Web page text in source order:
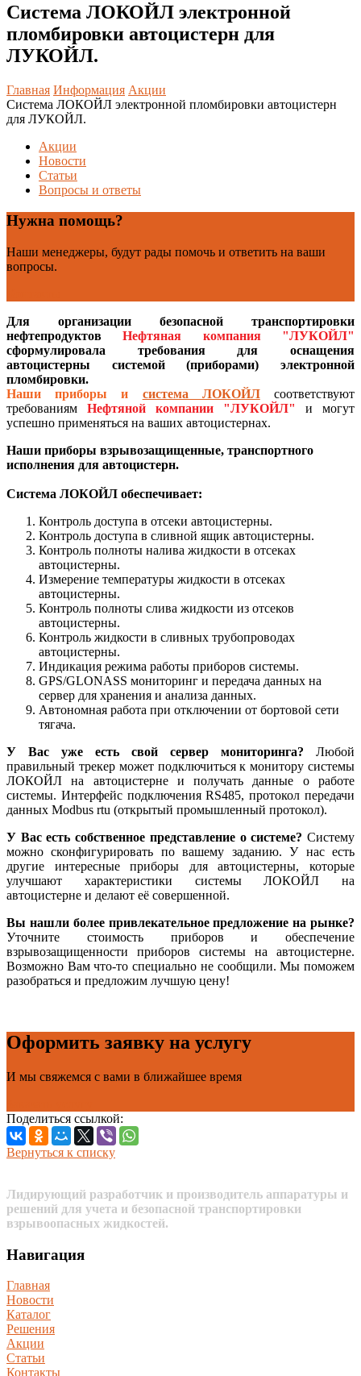
Система ЛОКОЙЛ электронной
пломбировки автоцистерн для
ЛУКОЙЛ.
Главная Информация Акции
Система ЛОКОЙЛ электронной пломбировки автоцистерн
для ЛУКОЙЛ.
Акции
Новости
Статьи
Вопросы и ответы
Нужна помощь?
Наши менеджеры, будут рады помочь и ответить на ваши
вопросы.
Для организации безопасной транспортировки
нефтепродуктовНефтяная компания "ЛУКОЙЛ"
сформулировала требования для оснащения
автоцистерны системой (приборами) электронной
пломбировки.
Наши приборы и система ЛОКОЙЛсоответствуют
требованиям Нефтяной компании "ЛУКОЙЛ"
и могут
успешно применяться на ваших автоцистернах.
Наши приборы взрывозащищенные, транспортного
исполнения для автоцистерн.
Система ЛОКОЙЛ обеспечивает:
Контроль доступа в отсеки автоцистерны.
Контроль доступа в сливной ящик автоцистерны.
Контроль полноты налива жидкости в отсеках
автоцистерны.
Измерение температуры жидкости в отсеках
автоцистерны.
Контроль полноты слива жидкости из отсеков
автоцистерны.
Контроль жидкости в сливных трубопроводах
автоцистерны.
Индикация режима работы приборов системы.
GPS/GLONASS мониторинг и передача данных на
сервер для хранения и анализа данных.
Автономная работа при отключении от бортовой сети
тягача.
У Вас уже есть свой сервер мониторинга? Любой
правильный трекер может подключиться к монитору системы
ЛОКОЙЛ на автоцистерне и получать данные о работе
системы. Интерфейс подключения RS485, протокол передачи
данных Modbus rtu (открытый промышленный протокол).
У Вас есть собственное представление о системе? Систему
можно сконфигурировать по вашему заданию. У нас есть
другие интересные приборы для автоцистерны, которые
улучшают характеристики системы ЛОКОЙЛ на
автоцистерне и делают её совершенной.
Вы нашли более привлекательное предложение на рынке?
Уточните стоимость приборов и обеспечение
взрывозащищенности приборов системы на автоцистерне.
Возможно Вам что-то специально не сообщили. Мы поможем
разобраться и предложим лучшую цену!
Оформить заявку на услугу
И мы свяжемся с вами в ближайшее время
Поделиться ссылкой:
Вернуться к списку
Лидирующий разработчик и производитель аппаратуры и
решений для учета и безопасной транспортировки
взрывоопасных жидкостей.
Навигация
Главная
Новости
Каталог
Решения
Акции
Статьи
Контакты